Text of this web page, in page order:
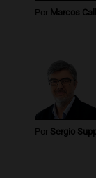
Audio.
del
Por Marcos
Por Sergio